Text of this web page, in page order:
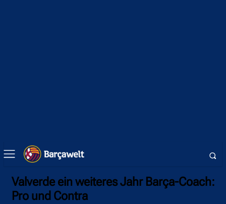
Valverde ein weiteres Jahr Barça-Coach:
Pro und Contra